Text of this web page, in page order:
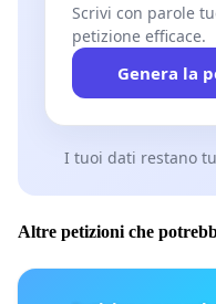
Scrivi con parole
petizione efficace.
Genera la
I tuoi dati restano
Altre petizioni che